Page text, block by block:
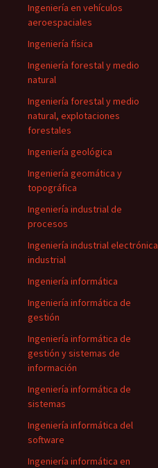
Ingeniería en vehículos
aeroespaciales
Ingeniería física
Ingeniería forestal y medio
natural
Ingeniería forestal y medio
natural, explotaciones
forestales
Ingeniería geológica
Ingeniería geomática y
topográfica
Ingeniería industrial de
procesos
Ingeniería industrial electrónica
industrial
Ingeniería informática
Ingeniería informática de
gestión
Ingeniería informática de
gestión y sistemas de
información
Ingeniería informática de
sistemas
Ingeniería informática del
software
Ingeniería informática en